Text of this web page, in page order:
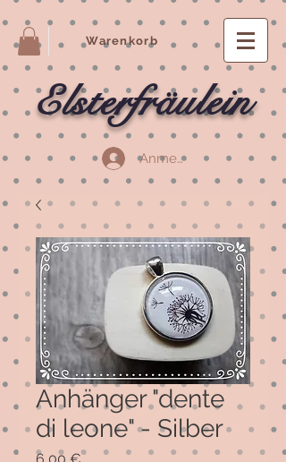
Warenkorb
Elsterfräulein
Anmelden
Anhänger "dente
di leone" - Silber
Preis